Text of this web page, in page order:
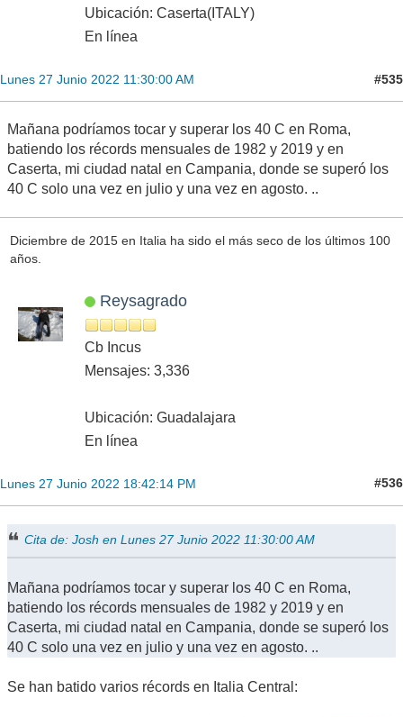
Ubicación: Caserta(ITALY)
En línea
Lunes 27 Junio 2022 11:30:00 AM #535
Mañana podríamos tocar y superar los 40 C en Roma,
batiendo los récords mensuales de 1982 y 2019 y en
Caserta, mi ciudad natal en Campania, donde se superó los
40 C solo una vez en julio y una vez en agosto. ..
Diciembre de 2015 en Italia ha sido el más seco de los últimos 100
años.
Reysagrado
Cb Incus
Mensajes: 3,336
Ubicación: Guadalajara
En línea
Lunes 27 Junio 2022 18:42:14 PM #536
Cita de: Josh en Lunes 27 Junio 2022 11:30:00 AM
Mañana podríamos tocar y superar los 40 C en Roma,
batiendo los récords mensuales de 1982 y 2019 y en
Caserta, mi ciudad natal en Campania, donde se superó los
40 C solo una vez en julio y una vez en agosto. ..
Se han batido varios récords en Italia Central: